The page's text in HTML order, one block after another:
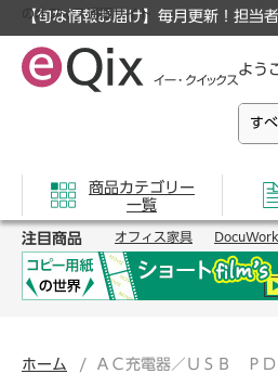
【旬な情報お届け】毎月更新！担当
のオフィス通販サイト
よう
商品カテゴリー
一覧
注目商品 オフィス家具
ホーム ＡＣ充電器／ＵＳＢ Ｐ